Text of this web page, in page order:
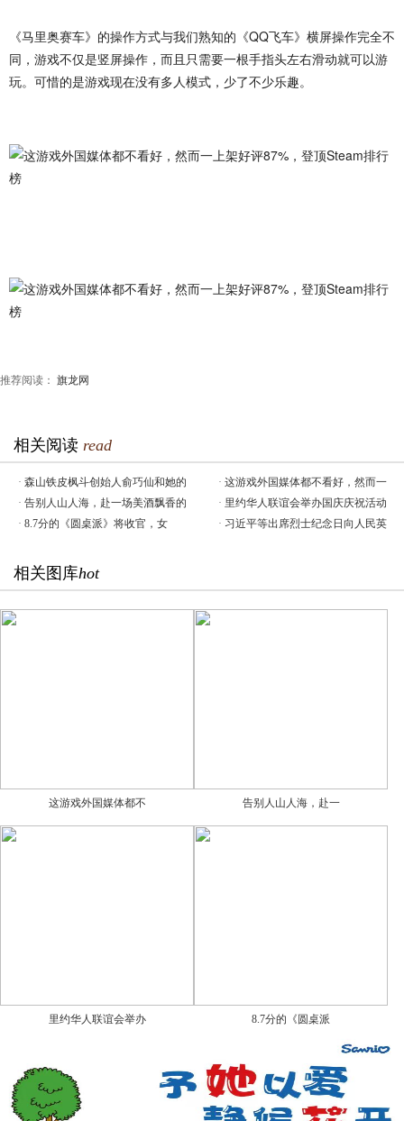
《马里奥赛车》的操作方式与我们熟知的《QQ飞车》横屏操作完全不
同，游戏不仅是竖屏操作，而且只需要一根手指头左右滑动就可以游
玩。可惜的是游戏现在没有多人模式，少了不少乐趣。
推荐阅读： 旗龙网
相关阅读 read
· 森山铁皮枫斗创始人俞巧仙和她的 · 这游戏外国媒体都不看好，然而一
· 告别人山人海，赴一场美酒飘香的 · 里约华人联谊会举办国庆庆祝活动
· 8.7分的《圆桌派》将收官，女 · 习近平等出席烈士纪念日向人民英
相关图库hot
这游戏外国媒体都不 告别人山人海，赴一
里约华人联谊会举办 8.7分的《圆桌派